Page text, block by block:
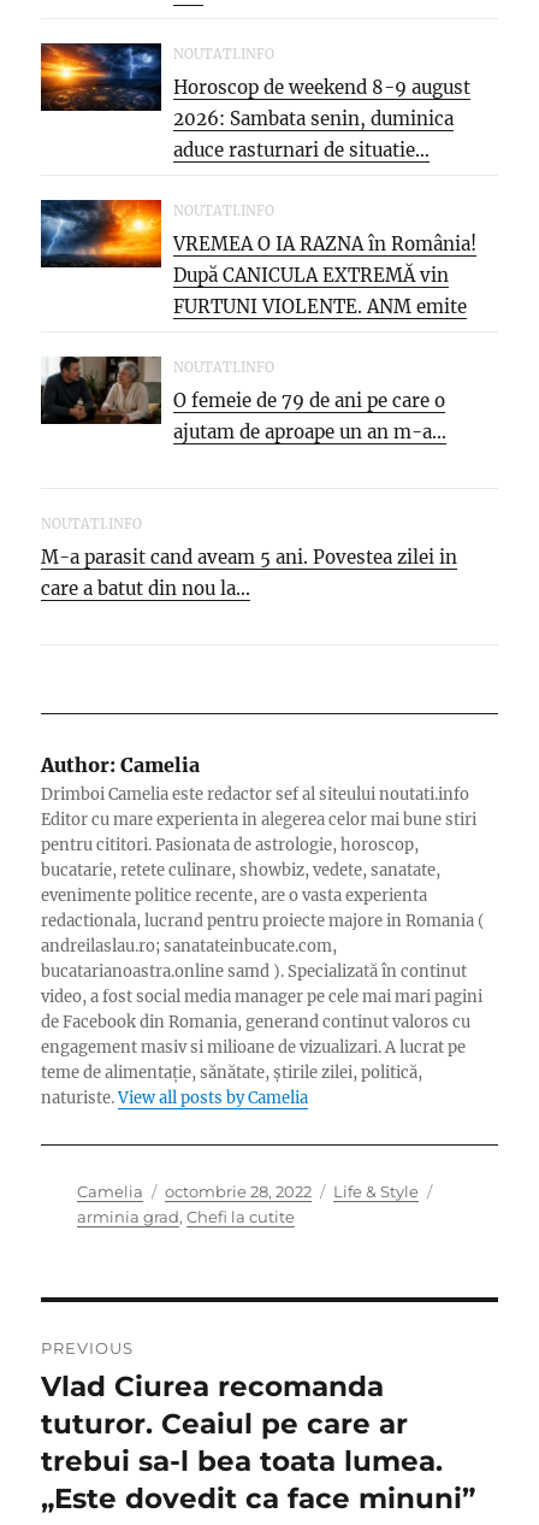
NOUTATI.INFO
Horoscop de weekend 8-9 august
2026: Sambata senin, duminica
aduce rasturnari de situatie…
NOUTATI.INFO
VREMEA O IA RAZNA în România!
După CANICULA EXTREMĂ vin
FURTUNI VIOLENTE. ANM emite
NOI...
NOUTATI.INFO
O femeie de 79 de ani pe care o
ajutam de aproape un an m-a...
NOUTATI.INFO
M-a parasit cand aveam 5 ani. Povestea zilei in
care a batut din nou la...
Author: Camelia
Drimboi Camelia este redactor sef al siteului noutati.info
Editor cu mare experienta in alegerea celor mai bune stiri
pentru cititori. Pasionata de astrologie, horoscop,
bucatarie, retete culinare, showbiz, vedete, sanatate,
evenimente politice recente, are o vasta experienta
redactionala, lucrand pentru proiecte majore in Romania (
andreilaslau.ro; sanatateinbucate.com,
bucatarianoastra.online samd ). Specializată în continut
video, a fost social media manager pe cele mai mari pagini
de Facebook din Romania, generand continut valoros cu
engagement masiv si milioane de vizualizari. A lucrat pe
teme de alimentație, sănătate, știrile zilei, politică,
naturiste.View all posts by Camelia
Author
Camelia
Posted
on
octombrie 28, 2022 Categories
Life & Style
arminia grad, Chefi la cutite
în
articole
PREVIOUS
Previous
post:
Vlad Ciurea recomanda
tuturor. Ceaiul pe care ar
trebui sa-l bea toata lumea.
„Este dovedit ca face minuni”